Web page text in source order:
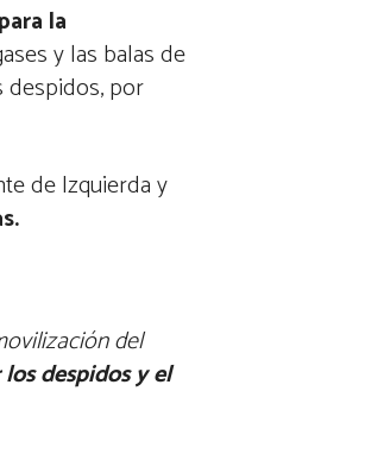
la
y las balas de
despidos, por
de Izquierda y
del
despidos y el